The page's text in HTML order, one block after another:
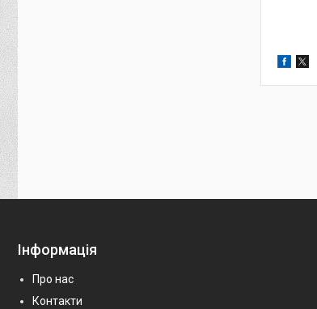
Інформація
Про нас
Контакти